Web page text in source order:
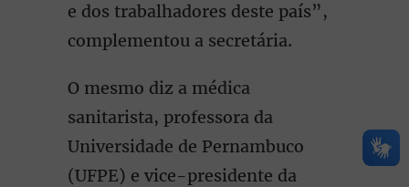
e dos trabalhadores deste país”,
complementou a secretária.
O mesmo diz a médica
sanitarista, professora da
Universidade de Pernambuco
(UFPE) e vice-presidente da